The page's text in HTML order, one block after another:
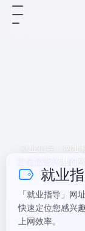
「就业指导」网
定位您感兴趣的
就业
「就业指导」网
快速定位您感兴
上网效率。